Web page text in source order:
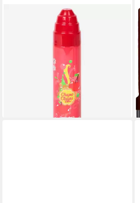
CHUPA CHUPS
Duschschaum Chupa Chups
Duschschaum 250 ml
UVP6,99 €
lieferbar - in 5-6 Werktagen bei dir